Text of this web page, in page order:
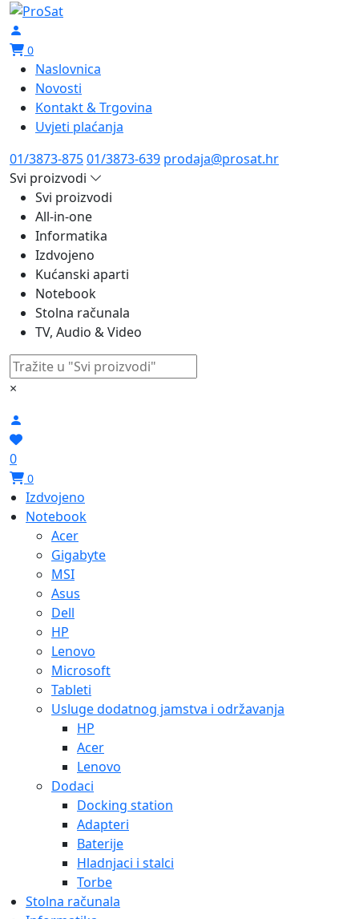
0
Naslovnica
Novosti
Kontakt & Trgovina
Uvjeti plaćanja
01/3873-87501/3873-639 prodaja@prosat.hr
Svi proizvodi
Svi proizvodi
All-in-one
Informatika
Izdvojeno
Kućanski aparti
Notebook
Stolna računala
TV, Audio & Video
×
0
0
Izdvojeno
Notebook
Acer
Gigabyte
MSI
Asus
Dell
HP
Lenovo
Microsoft
Tableti
Usluge dodatnog jamstva i održavanja
HP
Acer
Lenovo
Dodaci
Docking station
Adapteri
Baterije
Hladnjaci i stalci
Torbe
Stolna računala